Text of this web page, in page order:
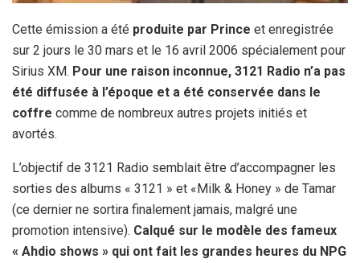
Cette émission a été produite par Prince et enregistrée
sur 2 jours le 30 mars et le 16 avril 2006 spécialement pour
Sirius XM. Pour une raison inconnue, 3121 Radio n’a pas
été diffusée à l’époque et a été conservée dans le
coffre comme de nombreux autres projets initiés et
avortés.
L’objectif de 3121 Radio semblait être d’accompagner les
sorties des albums « 3121 » et «Milk & Honey » de Tamar
(ce dernier ne sortira finalement jamais, malgré une
promotion intensive). Calqué sur le modèle des fameux
« Ahdio shows » qui ont fait les grandes heures du NPG